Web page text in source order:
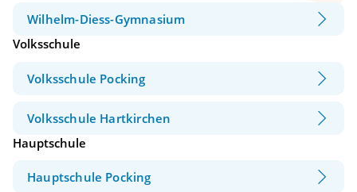
Wilhelm-Diess-Gymnasium
Volksschule
Volksschule Pocking
Volksschule Hartkirchen
Hauptschule
Hauptschule Pocking